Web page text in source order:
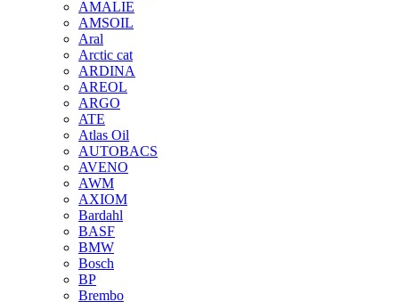
AMALIE
AMSOIL
Aral
Arctic cat
ARDINA
AREOL
ARGO
ATE
Atlas Oil
AUTOBACS
AVENO
AWM
AXIOM
Bardahl
BASF
BMW
Bosch
BP
Brembo